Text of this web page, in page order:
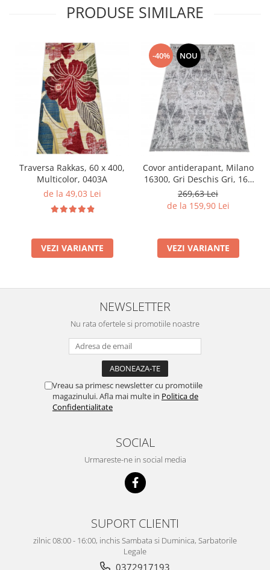
PRODUSE SIMILARE
Traversa Rakkas, 60 x 400,
Multicolor, 0403A
de la 49,03 Lei
VEZI VARIANTE
-40% NOU
Covor antiderapant, Milano
16300, Gri Deschis Gri, 160
x 230 cm, Grosime 4 mm
269,63 Lei
de la 159,90 Lei
VEZI VARIANTE
NEWSLETTER
Nu rata ofertele si promotiile noastre
Vreau sa primesc newsletter cu promotiile
magazinului. Afla mai multe in Politica de
Confidentialitate
SOCIAL
Urmareste-ne in social media
SUPORT CLIENTI
zilnic 08:00 - 16:00, inchis Sambata si Duminica, Sarbatorile
Legale
0372917193